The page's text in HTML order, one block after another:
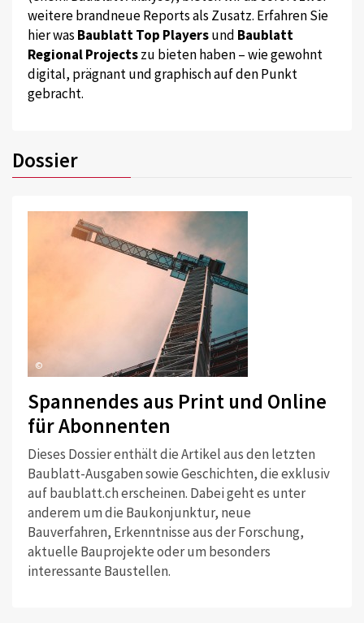
weitere brandneue Reports als Zusatz. Erfahren Sie
hier was Baublatt Top Playersund Baublatt
Regional Projectszu bieten haben – wie gewohnt
digital, prägnant und graphisch auf den Punkt
gebracht.
Dossier
©
Spannendes aus Print und Online
für Abonnenten
Dieses Dossier enthält die Artikel aus den letzten
Baublatt-Ausgaben sowie Geschichten, die exklusiv
auf baublatt.ch erscheinen. Dabei geht es unter
anderem um die Baukonjunktur, neue
Bauverfahren, Erkenntnisse aus der Forschung,
aktuelle Bauprojekte oder um besonders
interessante Baustellen.